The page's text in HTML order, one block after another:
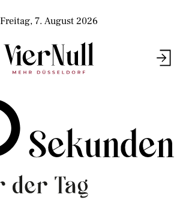
Freitag, 7. August 2026